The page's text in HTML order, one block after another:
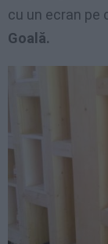
cu un ecran pe
Goală.